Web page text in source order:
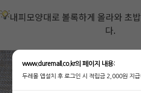
내피모양대로 볼록하게 올라와 초
다.
www.duremall.co.kr의 페이지 내용:
두레몰 앱설치 후 로그인 시 적립금 2,000원 지